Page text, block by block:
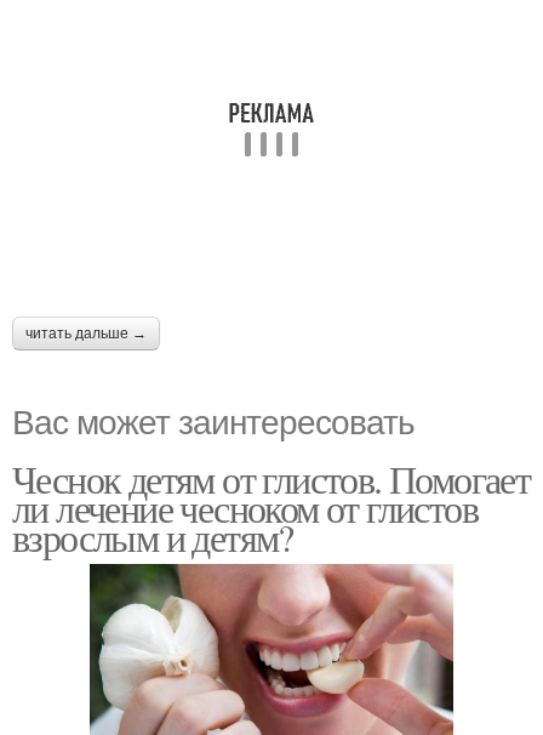
читать дальше →
Вас может заинтересовать
Чеснок детям от глистов. Помогает
ли лечение чесноком от глистов
взрослым и детям?